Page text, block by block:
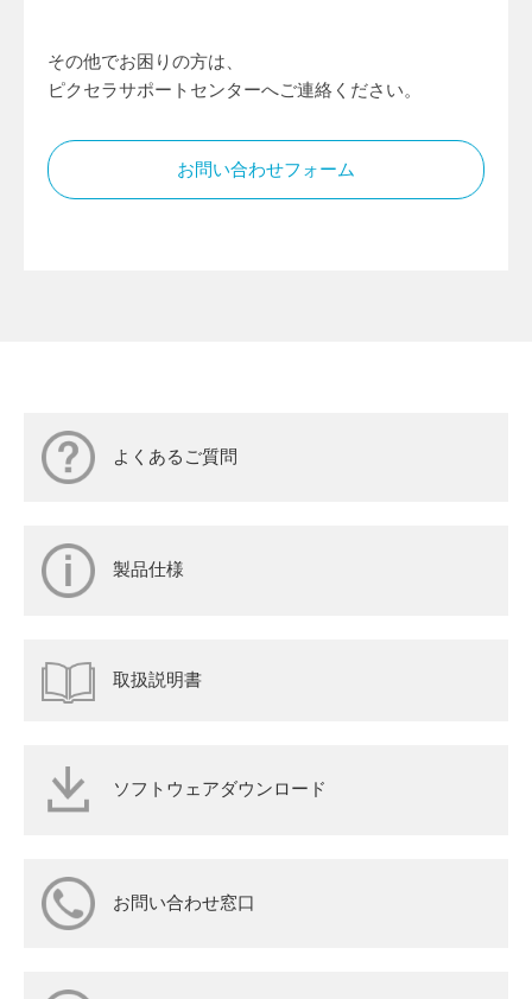
その他でお困りの方は、
ピクセラサポートセンターへご連絡ください。
お問い合わせフォーム
よくあるご質問
製品仕様
取扱説明書
ソフトウェアダウンロード
お問い合わせ窓口